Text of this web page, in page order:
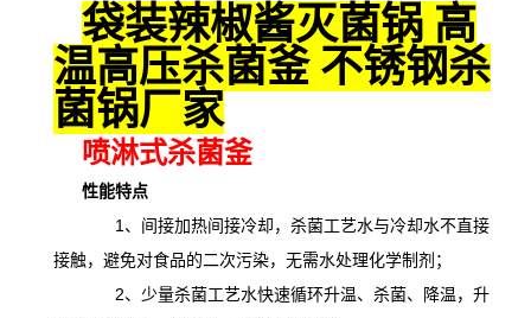
袋装辣椒酱灭菌锅 高
温高压杀菌釜 不锈钢杀
菌锅厂家
喷淋式杀菌釜
性能特点
1、间接加热间接冷却，杀菌工艺水与冷却水不直接
接触，避免对食品的二次污染，无需水处理化学制剂；
2、少量杀菌工艺水快速循环升温、杀菌、降温，升